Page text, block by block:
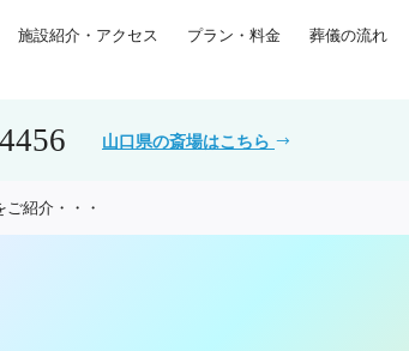
施設紹介・アクセス プラン・料金 葬儀の流れ
山口県の斎場はこちら
紹介・・・